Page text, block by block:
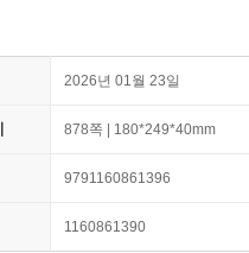
2026년 01월 23일
878쪽 | 180*249*40mm
9791160861396
1160861390